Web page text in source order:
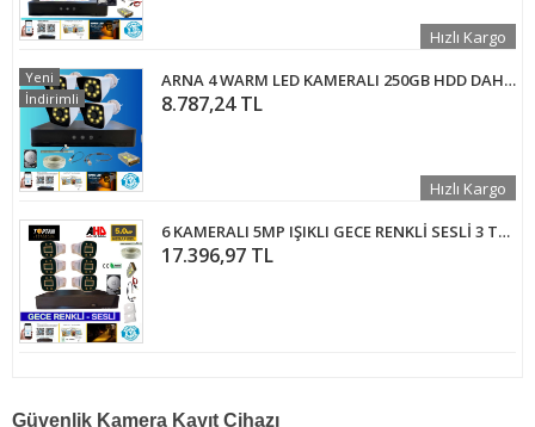
Hızlı Kargo
ARNA 4 WARM LED KAMERALI 250GB HDD DAHİL GÜVENLİK SETİ - ST25024W
8.787,24 TL
Yeni
İndirimli
Hızlı Kargo
6 KAMERALI 5MP IŞIKLI GECE RENKLİ SESLİ 3 TB HDD DAHİL AHD GÜVENLİK SETİ- ST-5530M
17.396,97 TL
Güvenlik Kamera Kayıt Cihazı